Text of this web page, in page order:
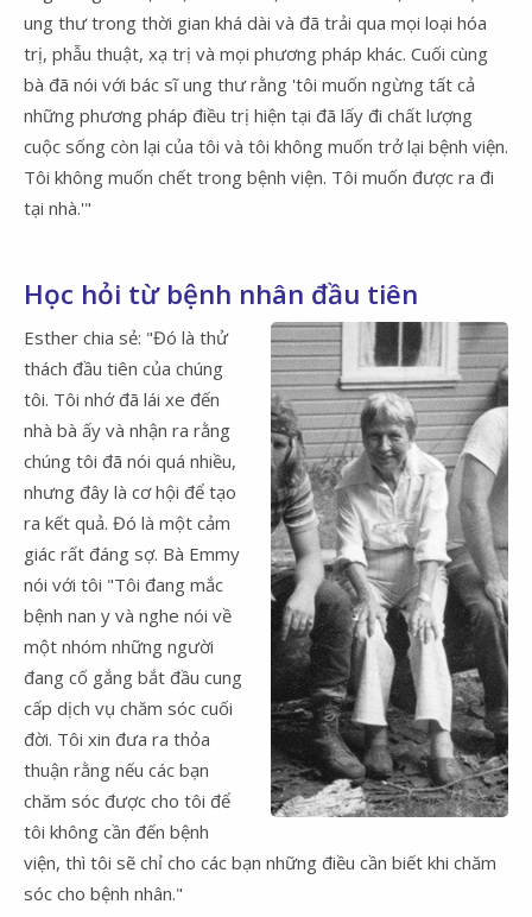
ung thư trong thời gian khá dài và đã trải qua mọi loại hóa
trị, phẫu thuật, xạ trị và mọi phương pháp khác. Cuối cùng
bà đã nói với bác sĩ ung thư rằng 'tôi muốn ngừng tất cả
những phương pháp điều trị hiện tại đã lấy đi chất lượng
cuộc sống còn lại của tôi và tôi không muốn trở lại bệnh viện.
Tôi không muốn chết trong bệnh viện. Tôi muốn được ra đi
tại nhà.'"
Học hỏi từ bệnh nhân đầu tiên
Esther chia sẻ: "Đó là thử
thách đầu tiên của chúng
tôi. Tôi nhớ đã lái xe đến
nhà bà ấy và nhận ra rằng
chúng tôi đã nói quá nhiều,
nhưng đây là cơ hội để tạo
ra kết quả. Đó là một cảm
giác rất đáng sợ. Bà Emmy
nói với tôi "Tôi đang mắc
bệnh nan y và nghe nói về
một nhóm những người
đang cố gắng bắt đầu cung
cấp dịch vụ chăm sóc cuối
đời. Tôi xin đưa ra thỏa
thuận rằng nếu các bạn
chăm sóc được cho tôi để
tôi không cần đến bệnh
viện, thì tôi sẽ chỉ cho các bạn những điều cần biết khi chăm
sóc cho bệnh nhân."